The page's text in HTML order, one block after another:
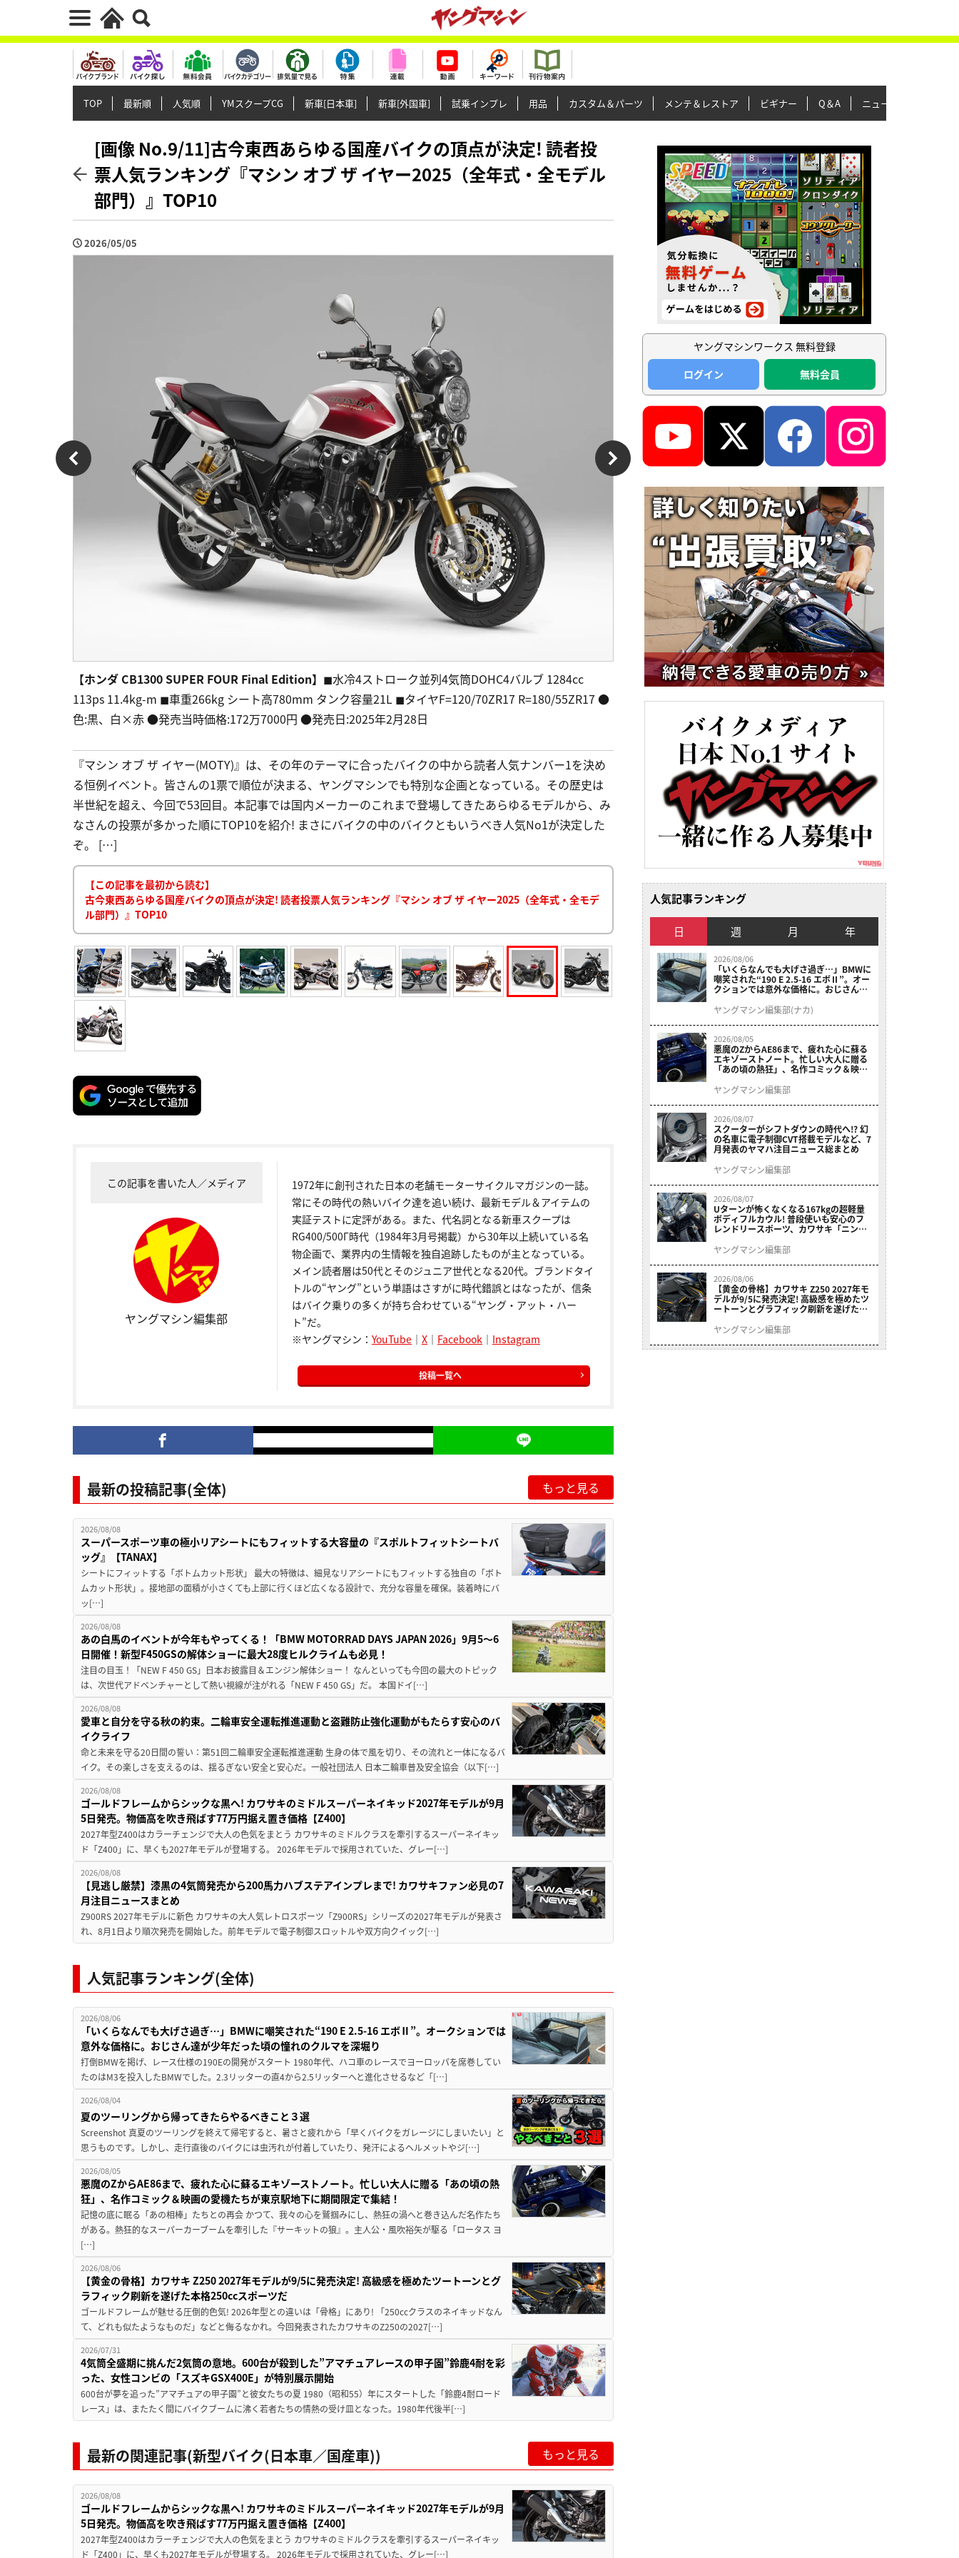
TOP 最新順 人気順 YMスクープCG 新車[日本車] 新車[外国車] 試乗インプレ 用品 カスタム＆パーツ メンテ＆レストア ビギナー Q＆A ニュース＆トピックス
[画像 No.9/11]古今東西あらゆる国産バイクの頂点が決定! 読者投
票人気ランキング『マシン オブ ザ イヤー2025（全年式・全モデル
部門）』TOP10
2026/05/05
【ホンダ CB1300 SUPER FOUR Final Edition】 ◼︎水冷4ストローク並列4気筒DOHC4バルブ 1284cc
113ps 11.4kg-m ◼︎車重266kg シート高780mm タンク容量21L ◼︎タイヤF=120/70ZR17 R=180/55ZR17 ●
色:黒、白×赤 ●発売当時価格:172万7000円 ●発売日:2025年2月28日
『マシン オブ ザ イヤー(MOTY)』は、その年のテーマに合ったバイクの中から読者人気ナンバー1を決め
る恒例イベント。皆さんの1票で順位が決まる、ヤングマシンでも特別な企画となっている。その歴史は
半世紀を超え、今回で53回目。本記事では国内メーカーのこれまで登場してきたあらゆるモデルから、み
なさんの投票が多かった順にTOP10を紹介! まさにバイクの中のバイクともいうべき人気No1が決定した
ぞ。 […]
【この記事を最初から読む】
古今東西あらゆる国産バイクの頂点が決定! 読者投票人気ランキング『マシン オブ ザ イヤー2025（全年式・全モデ
ル部門）』TOP10
この記事を書いた人／メディア
ヤングマシン編集部
1972年に創刊された日本の老舗モーターサイクルマガジンの一誌。
常にその時代の熱いバイク達を追い続け、最新モデル＆アイテムの
実証テストに定評がある。また、代名詞となる新車スクープは
RG400/500Γ時代（1984年3月号掲載）から30年以上続いている名
物企画で、業界内の生情報を独自追跡したものが主となっている。
メイン読者層は50代とそのジュニア世代となる20代。ブランドタイ
トルの“ヤング”という単語はさすがに時代錯誤とはなったが、信条
はバイク乗りの多くが持ち合わせている“ヤング・アット・ハー
ト”だ。
※ヤングマシン： YouTube｜ X｜ Facebook｜ Instagram
投稿一覧へ
最新の投稿記事(全体) もっと見る
2026/08/08
スーパースポーツ車の極小リアシートにもフィットする大容量の『スポルトフィットシートバ
ッグ』【TANAX】
シートにフィットする「ボトムカット形状」 最大の特徴は、細見なリアシートにもフィットする独自の「ボト
ムカット形状」。接地部の面積が小さくても上部に行くほど広くなる設計で、充分な容量を確保。装着時にバ
ッ[…]
2026/08/08
あの白馬のイベントが今年もやってくる！「BMW MOTORRAD DAYS JAPAN 2026」9月5〜6
日開催！新型F450GSの解体ショーに最大28度ヒルクライムも必見！
注目の目玉！「NEW F 450 GS」日本お披露目＆エンジン解体ショー！ なんといっても今回の最大のトピック
は、次世代アドベンチャーとして熱い視線が注がれる「NEW F 450 GS」だ。 本国ドイ[…]
2026/08/08
愛車と自分を守る秋の約束。二輪車安全運転推進運動と盗難防止強化運動がもたらす安心のバ
イクライフ
命と未来を守る20日間の誓い：第51回二輪車安全運転推進運動 生身の体で風を切り、その流れと一体になるバ
イク。その楽しさを支えるのは、揺るぎない安全と安心だ。一般社団法人 日本二輪車普及安全協会（以下[…]
2026/08/08
ゴールドフレームからシックな黒へ! カワサキのミドルスーパーネイキッド2027年モデルが9月
5日発売。物価高を吹き飛ばす77万円据え置き価格【Z400】
2027年型Z400はカラーチェンジで大人の色気をまとう カワサキのミドルクラスを牽引するスーパーネイキッ
ド「Z400」に、早くも2027年モデルが登場する。 2026年モデルで採用されていた、グレー[…]
2026/08/08
【見逃し厳禁】漆黒の4気筒発売から200馬力ハブステアインプレまで! カワサキファン必見の7
月注目ニュースまとめ
Z900RS 2027年モデルに新色 カワサキの大人気レトロスポーツ「Z900RS」シリーズの2027年モデルが発表さ
れ、8月1日より順次発売を開始した。前年モデルで電子制御スロットルや双方向クイック[…]
人気記事ランキング(全体)
2026/08/06
「いくらなんでも大げさ過ぎ…」BMWに嘲笑された“190 E 2.5-16 エボⅡ”。オークションでは
意外な価格に。おじさん達が少年だった頃の憧れのクルマを深堀り
打倒BMWを掲げ、レース仕様の190Eの開発がスタート 1980年代、ハコ車のレースでヨーロッパを席巻してい
たのはM3を投入したBMWでした。2.3リッターの直4から2.5リッターへと進化させるなど「[…]
2026/08/04
夏のツーリングから帰ってきたらやるべきこと３選
Screenshot 真夏のツーリングを終えて帰宅すると、暑さと疲れから「早くバイクをガレージにしまいたい」と
思うものです。しかし、走行直後のバイクには虫汚れが付着していたり、発汗によるヘルメットやジ[…]
2026/08/05
悪魔のZからAE86まで、疲れた心に蘇るエキゾーストノート。忙しい大人に贈る「あの頃の熱
狂」、名作コミック＆映画の愛機たちが東京駅地下に期間限定で集結！
記憶の底に眠る「あの相棒」たちとの再会 かつて、我々の心を鷲掴みにし、熱狂の渦へと巻き込んだ名作たち
がある。熱狂的なスーパーカーブームを牽引した『サーキットの狼』。主人公・風吹裕矢が駆る「ロータス ヨ
[…]
2026/08/06
【黄金の骨格】カワサキ Z250 2027年モデルが9/5に発売決定! 高級感を極めたツートーンとグ
ラフィック刷新を遂げた本格250ccスポーツだ
ゴールドフレームが魅せる圧倒的色気! 2026年型との違いは「骨格」にあり! 「250ccクラスのネイキッドなん
て、どれも似たようなものだ」などと侮るなかれ。今回発表されたカワサキのZ250の2027[…]
2026/07/31
4気筒全盛期に挑んだ2気筒の意地。600台が殺到した”アマチュアレースの甲子園”鈴鹿4耐を彩
った、女性コンビの「スズキGSX400E」が特別展示開始
600台が夢を追った”アマチュアの甲子園”と彼女たちの夏 1980（昭和55）年にスタートした「鈴鹿4耐ロード
レース」は、またたく間にバイクブームに沸く若者たちの情熱の受け皿となった。1980年代後半[…]
最新の関連記事(新型バイク(日本車／国産車)) もっと見る
2026/08/08
ゴールドフレームからシックな黒へ! カワサキのミドルスーパーネイキッド2027年モデルが9月
5日発売。物価高を吹き飛ばす77万円据え置き価格【Z400】
2027年型Z400はカラーチェンジで大人の色気をまとう カワサキのミドルクラスを牽引するスーパーネイキッ
ド「Z400」に、早くも2027年モデルが登場する。 2026年モデルで採用されていた、グレー[…]
ヤングマシンワークス 無料登録
ログイン
無料会員
人気記事ランキング
日 週 月 年
2026/08/06
「いくらなんでも大げさ過ぎ…」BMWに
嘲笑された“190 E 2.5-16 エボⅡ”。オー
クションでは意外な価格に。おじさん達
ヤングマシン編集部(ナカ)
2026/08/05
悪魔のZからAE86まで、疲れた心に蘇る
エキゾーストノート。忙しい大人に贈る
「あの頃の熱狂」、名作コミック＆映画
結！
ヤングマシン編集部
2026/08/07
スクーターがシフトダウンの時代へ!? 幻
の名車に電子制御CVT搭載モデルなど、7
月発表のヤマハ注目ニュース総まとめ
ヤングマシン編集部
2026/08/07
Uターンが怖くなくなる167kgの超軽量
ボディフルカウル! 普段使いも安心のフ
レンドリースポーツ、カワサキ「ニンジ
9/5発売
ヤングマシン編集部
2026/08/06
【黄金の骨格】カワサキ Z250 2027年モ
デルが9/5に発売決定! 高級感を極めたツ
ートーンとグラフィック刷新を遂げた本
ヤングマシン編集部